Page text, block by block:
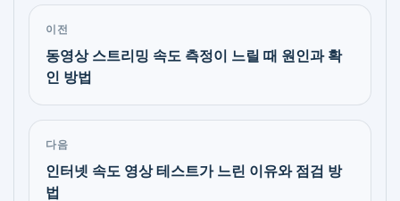
이전
동영상 스트리밍 속도 측정이 느릴 때 원인과 확
인 방법
다음
인터넷 속도 영상 테스트가 느린 이유와 점검 방
법